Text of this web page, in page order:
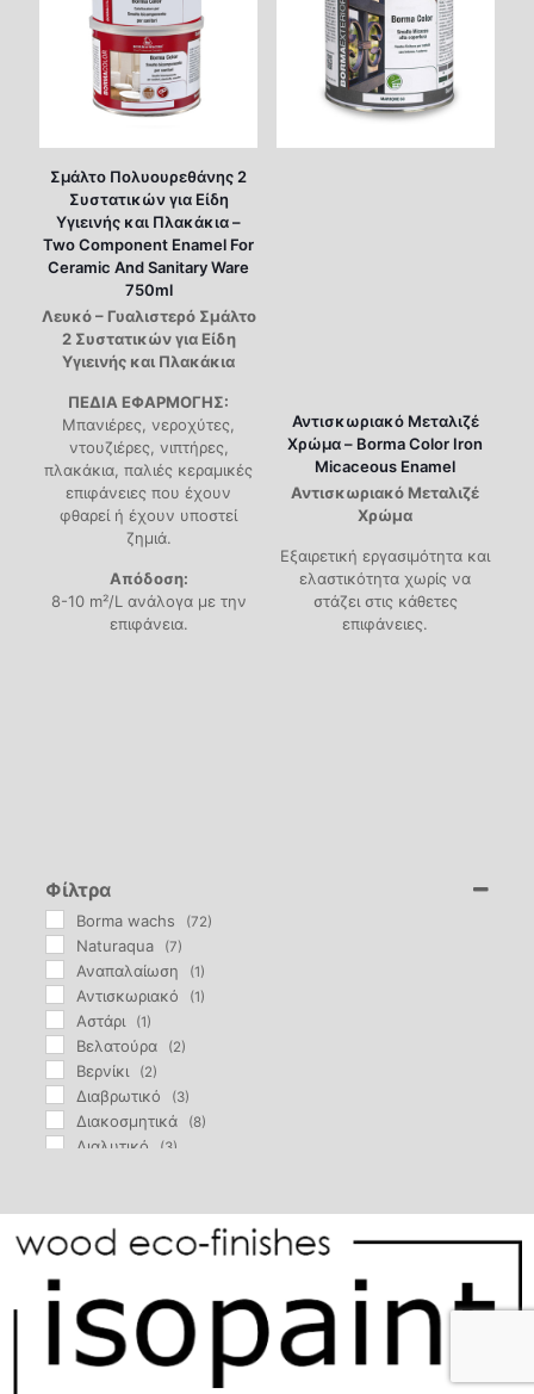
Σμάλτο Πολυουρεθάνης 2
Συστατικών για Είδη
Υγιεινής και Πλακάκια –
Two Component Enamel For
Ceramic And Sanitary Ware
750ml
Λευκό – Γυαλιστερό Σμάλτο
2 Συστατικών για Είδη
Υγιεινής και Πλακάκια
ΠΕΔΙΑ ΕΦΑΡΜΟΓΗΣ:
Μπανιέρες, νεροχύτες,
ντουζιέρες, νιπτήρες,
πλακάκια, παλιές κεραμικές
επιφάνειες που έχουν
φθαρεί ή έχουν υποστεί
ζημιά.
Απόδοση:
8-10 m²/L ανάλογα με την
επιφάνεια.
Αντισκωριακό Μεταλιζέ
Χρώμα – Borma Color Iron
Micaceous Enamel
Αντισκωριακό Μεταλιζέ
Χρώμα
Εξαιρετική εργασιμότητα και
ελαστικότητα χωρίς να
στάζει στις κάθετες
επιφάνειες.
Φίλτρα
Borma wachs (72)
Naturaqua (7)
Αναπαλαίωση (1)
Αντισκωριακό (1)
Αστάρι (1)
Βελατούρα (2)
Βερνίκι (2)
Διαβρωτικό (3)
Διακοσμητικά (8)
Διαλυτικό (3)
Εσωτερικής Χρήσης
Καθαριστικό (8)
Κόλλα
Λάδι (3)
Μαρκαδόρος (3)
Μυκητοκτόνο